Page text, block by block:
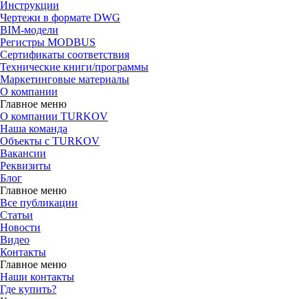
Инструкции
Чертежи в формате DWG
BIM-модели
Регистры MODBUS
Сертификаты соответствия
Технические книги/программы
Маркетинговые материалы
О компании
Главное меню
О компании TURKOV
Наша команда
Объекты с TURKOV
Вакансии
Реквизиты
Блог
Главное меню
Все публикации
Статьи
Новости
Видео
Контакты
Главное меню
Наши контакты
Где купить?